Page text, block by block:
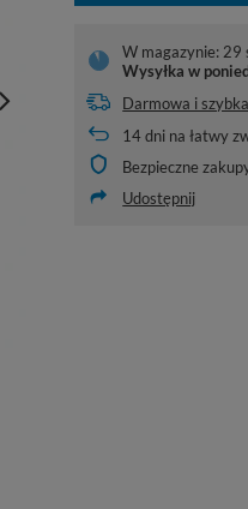
W magazynie: 29
Wysyłkaw
Darmowa i
14dni na łatwy
Bezpieczne
Udostępnij